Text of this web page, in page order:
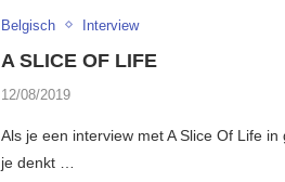
Belgisch Interview
A SLICE OF LIFE
12/08/2019
Als je een interview met A Slice Of Life
je denkt …